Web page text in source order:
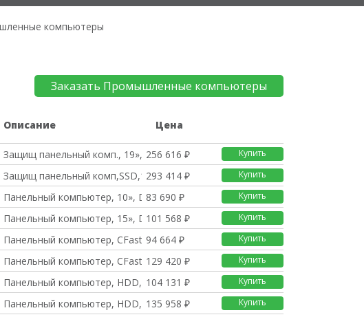
компьютеры
Заказать Промышленные компьютеры
Описание Цена
Защищ панельный комп., 19», DC256 616 ₽ Купить
Защищ панельный комп,SSD,19»,D293 414 ₽ Купить
Панельный компьютер, 10», DC —83 690 ₽ Купить
Панельный компьютер, 15», DC —101 568 ₽ Купить
Панельный компьютер, CFast, 1094 664 ₽ Купить
Панельный компьютер, CFast, 15129 420 ₽ Купить
Панельный компьютер, HDD,10»,D104 131 ₽ Купить
Панельный компьютер, HDD,15»,D135 958 ₽ Купить